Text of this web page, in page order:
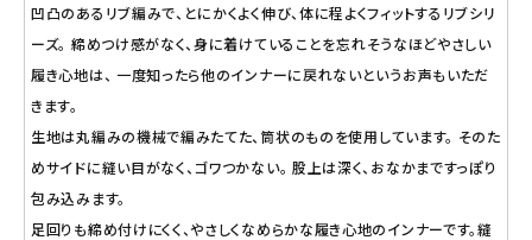
凹凸のあるリブ編みで、とにかくよく伸び、体に程よくフィットするリブシリ
ーズ。 締めつけ感がなく、身に着けていることを忘れそうなほどやさしい
履き心地は、 一度知ったら他のインナーに戻れないというお声もいただ
きます。
生地は丸編みの機械で編みたてた、筒状のものを使用しています。 そのた
めサイドに縫い目がなく、ゴワつかない。 股上は深く、おなかまですっぽり
包み込みます。
足回りも締め付けにくく、やさしくなめらかな履き心地のインナーです。縫